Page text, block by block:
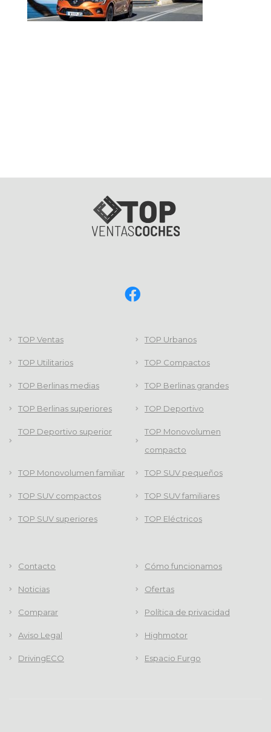
TOP Ventas TOP Urbanos
TOP Utilitarios TOP Compactos
TOP Berlinas medias TOP Berlinas grandes
TOP Berlinas superiores TOP Deportivo
TOP Deportivo superior
TOP Monovolumen
compacto
TOP Monovolumen familiar TOP SUV pequeños
TOP SUV compactos TOP SUV familiares
TOP SUV superiores TOP Eléctricos
Contacto Cómo funcionamos
Noticias Ofertas
Comparar Política de privacidad
Aviso Legal Highmotor
DrivingECO Espacio Furgo